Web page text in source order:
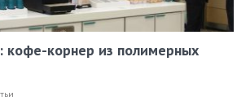
кофе-корнер из полимерных